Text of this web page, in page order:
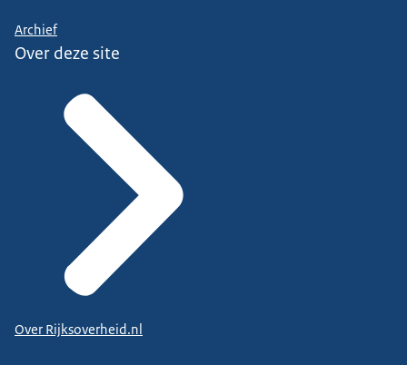
Archief
Over deze site
Over Rijksoverheid.nl